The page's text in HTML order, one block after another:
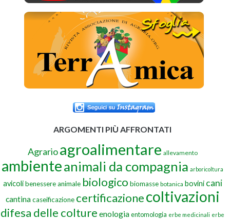
ARGOMENTI PIÙ AFFRONTATI
Agrario agroalimentare allevamento
ambienteanimali da compagnia arboricoltura
avicoli benessere animale biologico biomasse botanica bovini cani
cantina caseificazione certificazionecoltivazioni
difesa delle colture enologiaentomologia erbe medicinali erbe